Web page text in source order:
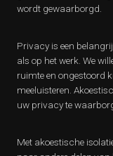
wordt gewaarborgd.
Privacy is een
als op het werk. We
ruimte en ongestoord
meeluisteren.
uw privacy te
Met akoestische